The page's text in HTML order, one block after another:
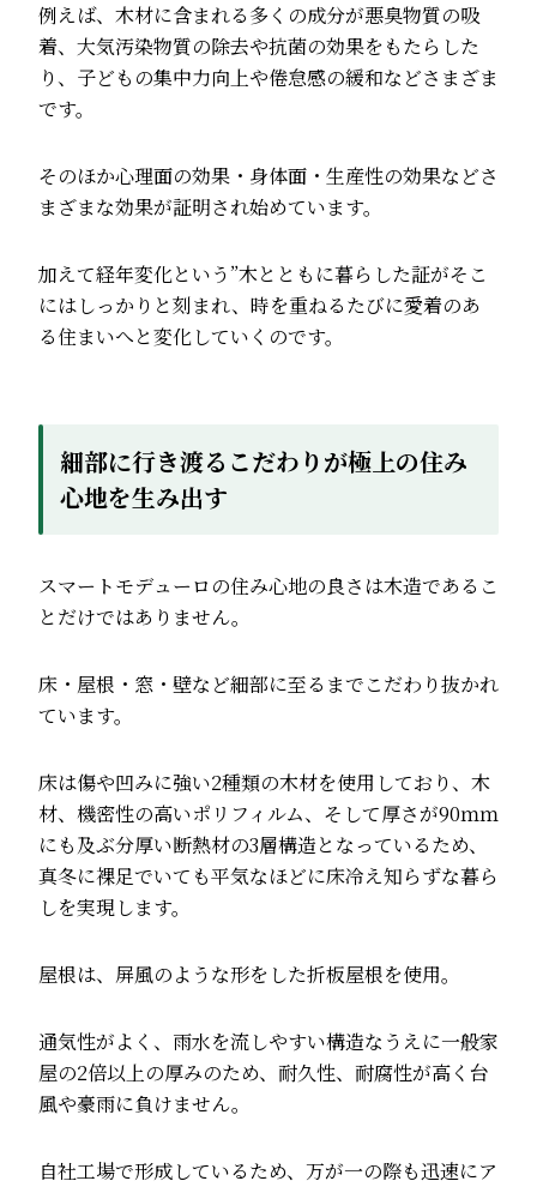
例えば、木材に含まれる多くの成分が悪臭物質の吸
着、大気汚染物質の除去や抗菌の効果をもたらした
り、子どもの集中力向上や倦怠感の緩和などさまざま
です。
そのほか心理面の効果・身体面・生産性の効果などさ
まざまな効果が証明され始めています。
加えて経年変化という”木とともに暮らした証がそこ
にはしっかりと刻まれ、時を重ねるたびに愛着のあ
る住まいへと変化していくのです。
細部に行き渡るこだわりが極上の住み
心地を生み出す
スマートモデューロの住み心地の良さは木造であるこ
とだけではありません。
床・屋根・窓・壁など細部に至るまでこだわり抜かれ
ています。
床は傷や凹みに強い2種類の木材を使用しており、木
材、機密性の高いポリフィルム、そして厚さが90ｍｍ
にも及ぶ分厚い断熱材の3層構造となっているため、
真冬に裸足でいても平気なほどに床冷え知らずな暮ら
しを実現します。
屋根は、屏風のような形をした折板屋根を使用。
通気性がよく、雨水を流しやすい構造なうえに一般家
屋の2倍以上の厚みのため、耐久性、耐腐性が高く台
風や豪雨に負けません。
自社工場で形成しているため、万が一の際も迅速にア